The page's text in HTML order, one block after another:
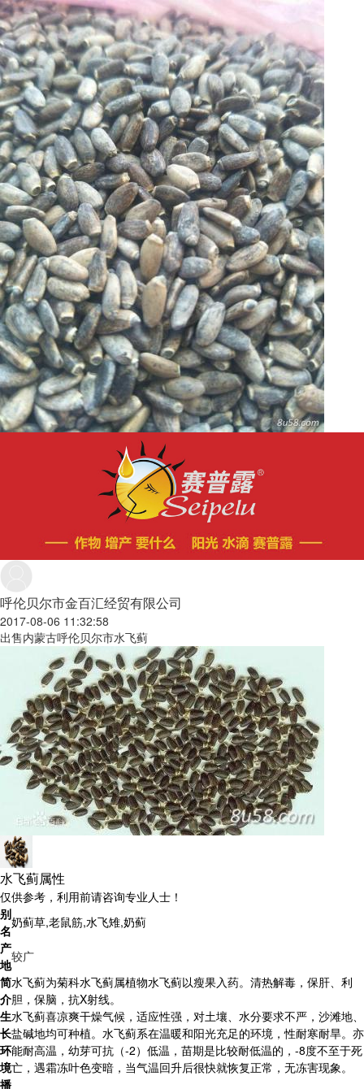
呼伦贝尔市金百汇经贸有限公司
2017-08-06 11:32:58
出售内蒙古呼伦贝尔市水飞蓟
水飞蓟属性
仅供参考，利用前请咨询专业人士！
别
名
奶蓟草,老鼠筋,水飞雉,奶蓟
产
地
较广
简
介
水飞蓟为菊科水飞蓟属植物水飞蓟以瘦果入药。清热解毒，保肝、利
胆，保脑，抗X射线。
生
长
环
境
水飞蓟喜凉爽干燥气候，适应性强，对土壤、水分要求不严，沙滩地、
盐碱地均可种植。水飞蓟系在温暖和阳光充足的环境，性耐寒耐旱。亦
能耐高温，幼芽可抗（-2）低温，苗期是比较耐低温的，-8度不至于死
亡，遇霜冻叶色变暗，当气温回升后很快就恢复正常，无冻害现象。
播